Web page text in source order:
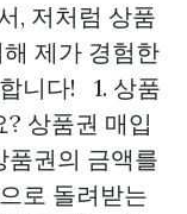
, 저처럼 상품
제가 경험한
니다! 1. 상품
상품권 매입
품권의 금액를
로 돌려받는